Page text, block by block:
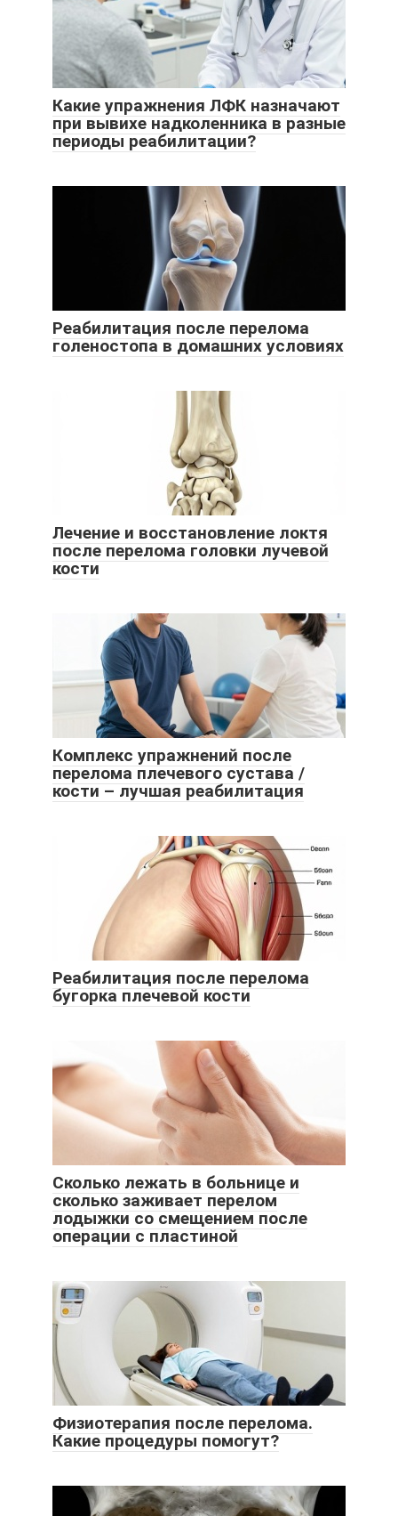
Какие упражнения ЛФК назначают
при вывихе надколенника в разные
периоды реабилитации?
Реабилитация после перелома
голеностопа в домашних условиях
Лечение и восстановление локтя
после перелома головки лучевой
кости
Комплекс упражнений после
перелома плечевого сустава /
кости – лучшая реабилитация
Реабилитация после перелома
бугорка плечевой кости
Сколько лежать в больнице и
сколько заживает перелом
лодыжки со смещением после
операции с пластиной
Физиотерапия после перелома.
Какие процедуры помогут?